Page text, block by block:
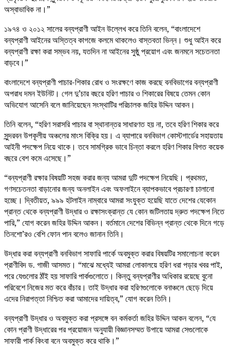
অস্বাভাবিক না।”
১৯৭৪ ও ২০১২ সালের বন্যপ্রাণী আইন উল্লেখ করে তিনি বলেন, “বাংলাদেশে
বন্যপ্রাণী আইনের অস্তিত্ব কাগজে কলমে থাকলেও বাস্তবতা ভিন্ন। শুধু আইন করে
বন্যপ্রাণী রক্ষা করা সম্ভব নয়, যতদিন না আইনের সুষ্ঠু প্রয়োগ এবং জনমনে সচেতনতা
বাড়বে।”
বাংলাদেশে বন্যপ্রাণী পাচার-শিকার রোধ ও সংরক্ষণে কাজ করছে বনবিভাগের বন্যপ্রাণী
অপরাধ দমন ইউনিট। গেল দু’চার বছরে হরিণ পাচার ও শিকারের বিষয়ে তেমন কোন
অভিযোগ আসেনি বলে জানিয়েছেন সংস্থাটির পরিচালক জহির উদ্দিন আকন।
তিনি বলেন, “হরিণ সরাসরি পাচার বা স্থানান্তর সাধারণত হয় না, তবে হরিণ শিকার করে
সুন্দরবন উপকূলীয় অঞ্চলের মাংস বিক্রি হয়। এ ব্যাপারে বনবিভাগ কোস্টগার্ডের সহায়তায়
আইনী পদক্ষেপ নিয়ে থাকে। তবে সামগ্রিক ভাবে চিন্তা করলে হরিণ শিকার বিগত কয়েক
বছরে বেশ কমে এসেছে।”
“বন্যপ্রাণী রক্ষার বিষয়টি সহজ করার জন্য আমরা দুটি পদক্ষেপ নিয়েছি। প্রথমত,
গণসচেতনতা বাড়ানোর জন্য অনলাইন এবং অফলাইনে ব্যাপকভাবে প্রচারণা চালানো
হচ্ছে। দ্বিতীয়ত, ৯৯৯ হটলাইন নাম্বারে আমরা সংযুক্ত হয়েছি যাতে দেশের যেকোন
প্রান্ত থেকে বন্যপ্রাণী উদ্ধার ও রক্ষাসংক্রান্ত যে কোন জটিলতায় দ্রুত পদক্ষেপ নিতে
পারি,” যোগ করেন জহির উদ্দিন আকন। বর্তমানে দেশের বিভিন্ন প্রান্ত থেকে দিনে গড়ে
তিনশো’রও বেশি ফোন পান বলেও জানান তিনি।
উদ্ধার করা বন্যপ্রাণী বনবিভাগ সাফারি পার্কে অবমুক্ত করার বিষয়টির সমালোচনা করেন
প্রাণীবিদ ড. গাজী আসমত। “মাঝে মধ্যেই আমরা লোকালয়ে হরিণ ধরা পড়ার খবর পাই,
পরে যেগুলোর ঠাঁই হয় সাফারি পার্কগুলোতে। কিন্তু বন্যপ্রাণীর অধিকার রয়েছে বুনো
পরিবেশে নিজের মত করে বাঁচার। তাই উদ্ধার করা হরিণগুলোকে বনাঞ্চলে ছেড়ে দিয়ে
এদের নিরাপত্তা নিশ্চিত করা আমাদের দায়িত্ব,” যোগ করেন তিনি।
বন্যপ্রাণী উদ্ধার ও অবমুক্ত করা প্রসঙ্গে বন কর্মকর্তা জহির উদ্দিন আকন বলেন, “যে
কোন প্রাণী উদ্ধারের পর প্রয়োজন অনুযায়ী বিজ্ঞানসম্মত উপায়ে আমরা সেগুলোকে
সাফারী পার্ক কিংবা বনে অবমুক্ত করে থাকি।”